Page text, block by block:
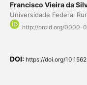
Francisco Vieira da
Universidade Federal
http://orcid.org/0000-
DOI: https://doi.org/